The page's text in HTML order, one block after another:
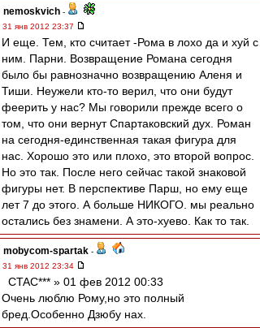
nemoskvich -
31 янв 2012 23:37
И еще. Тем, кто считает -Рома в лохо да и хуй с
ним. Парни. Возвращение Романа сегодня
было бы равнозначно возвращению Аленя и
Тиши. Неужели кто-то верил, что они будут
феерить у нас? Мы говорили прежде всего о
том, что они вернут Спартаковский дух. Роман
на сегодня-единственная такая фигура для
нас. Хорошо это или плохо, это второй вопрос.
Но это так. После него сейчас такой знаковой
фигуры нет. В перспективе Парш, но ему еще
лет 7 до этого. А больше НИКОГО. мы реально
остались без знамени. А это-хуево. Как то так.
mobycom-spartak -
31 янв 2012 23:34
CTAC*** » 01 фев 2012 00:33
Очень люблю Рому,но это полный
бред.Особенно Дзюбу нах.